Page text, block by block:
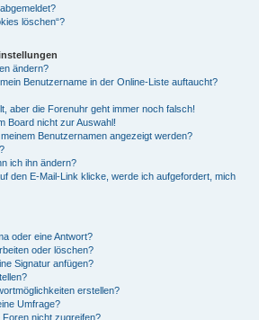
löschen“?
ändern?
Benutzername in der Online-Liste auftaucht?
aber die Forenuhr geht immer noch falsch!
Board nicht zur Auswahl!
Benutzernamen angezeigt werden?
ich ihn ändern?
den E-Mail-Link klicke, werde ich aufgefordert, mich
oder eine Antwort?
oder löschen?
Signatur anfügen?
erstellen?
Umfrage?
nicht zugreifen?